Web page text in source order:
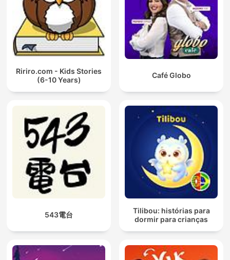
Ririro.com - Kids Stories
(6-10 Years)
Café Globo
543電台
Tilibou: histórias para
dormir para crianças